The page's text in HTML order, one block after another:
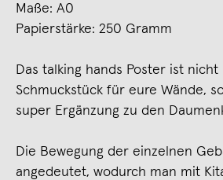
Maße: A0
Papierstärke: 250 Gramm
Das talking hands Poster ist
Schmuckstück für eure Wände,
super Ergänzung zu den
Die Bewegung der einzelnen
angedeutet, wodurch man mit